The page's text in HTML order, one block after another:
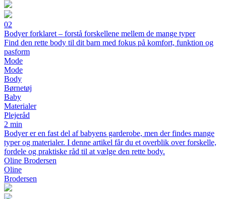
02
Bodyer forklaret – forstå forskellene mellem de mange typer
Find den rette body til dit barn med fokus på komfort, funktion og
pasform
Mode
Mode
Body
Børnetøj
Baby
Materialer
Plejeråd
2 min
Bodyer er en fast del af babyens garderobe, men der findes mange
typer og materialer. I denne artikel får du et overblik over forskelle,
fordele og praktiske råd til at vælge den rette body.
Oline Brodersen
Oline
Brodersen